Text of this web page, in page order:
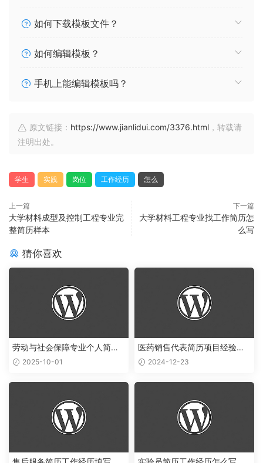
如何下载模板文件？
如何编辑模板？
手机上能编辑模板吗？
原文链接： https://www.jianlidui.com/3376.html ，转载请
注明出处。
学生 实践 岗位 工作经历 怎么
上一篇
大学材料成型及控制工程专业完
整简历样本
下一篇
大学材料工程专业找工作简历怎
么写
猜你喜欢
劳动与社会保障专业个人简历
范文2025-10-01
医药销售代表简历项目经验怎
么写2024-12-23